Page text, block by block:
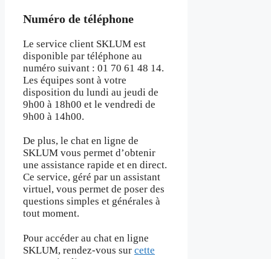
Numéro de téléphone
Le service client SKLUM est
disponible par téléphone au
numéro suivant : 01 70 61 48 14.
Les équipes sont à votre
disposition du lundi au jeudi de
9h00 à 18h00 et le vendredi de
9h00 à 14h00.
De plus, le chat en ligne de
SKLUM vous permet d’obtenir
une assistance rapide et en direct.
Ce service, géré par un assistant
virtuel, vous permet de poser des
questions simples et générales à
tout moment.
Pour accéder au chat en ligne
SKLUM, rendez-vous sur cette